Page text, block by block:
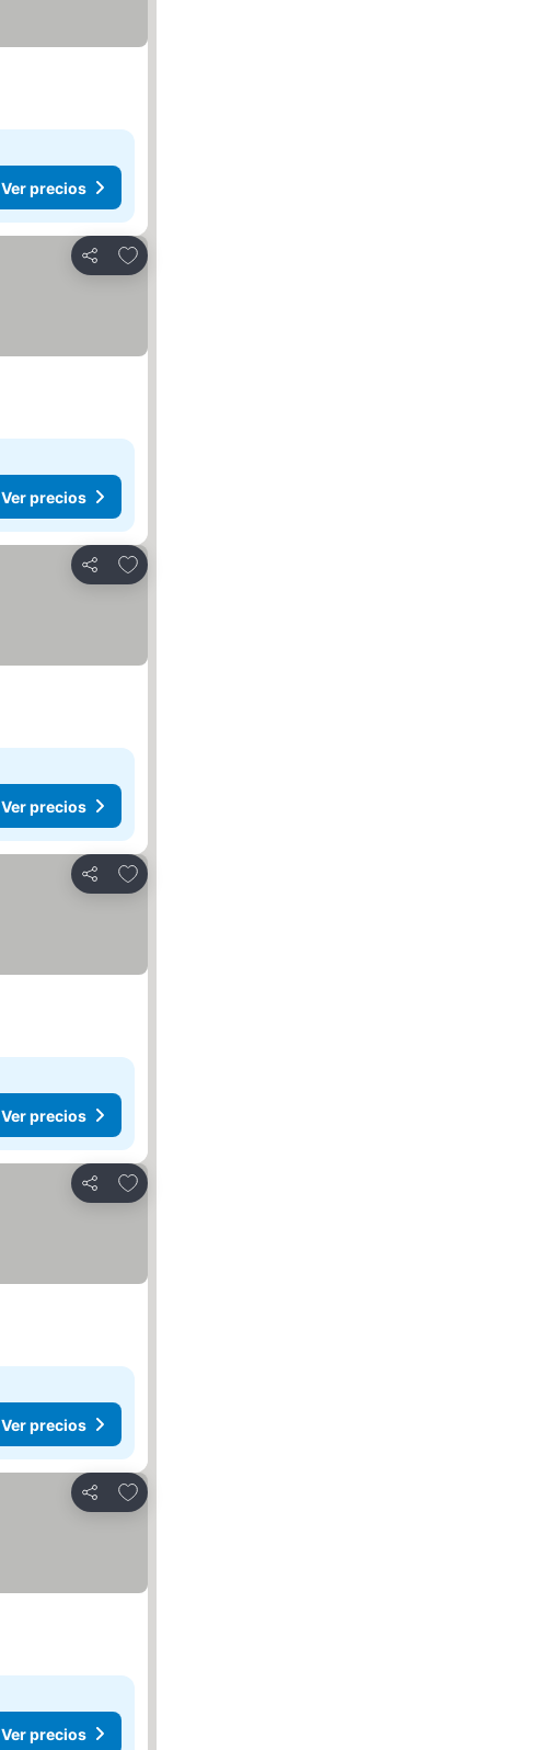
Ver precios
Compartir
Añadir a favoritos
Ver precios
Compartir
Añadir a favoritos
Ver precios
Compartir
Añadir a favoritos
Ver precios
Compartir
Añadir a favoritos
Ver precios
Compartir
Añadir a favoritos
Ver precios